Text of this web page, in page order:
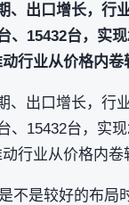
出口增长，行
15432台，实
行业从价格内
出口增长，行
15432台，实
行业从价格内卷
不是较好的布